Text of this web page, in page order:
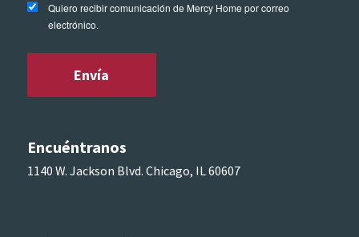
Quiero recibir comunicación de Mercy Home por correo
electrónico.
Encuéntranos
1140 W. Jackson Blvd. Chicago, IL 60607